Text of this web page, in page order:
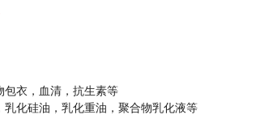
包衣，血清，抗生素等
化硅油，乳化重油，聚合物乳化液等